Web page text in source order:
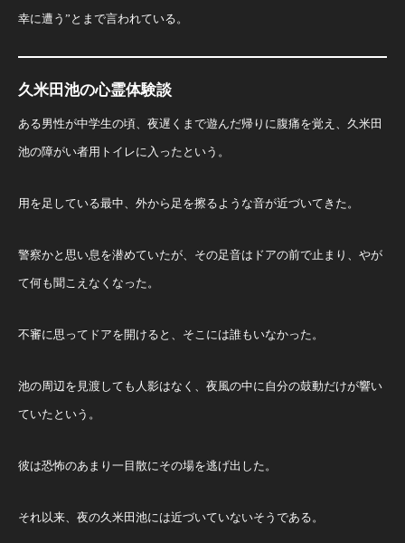
幸に遭う”とまで言われている。
久米田池の心霊体験談
ある男性が中学生の頃、夜遅くまで遊んだ帰りに腹痛を覚え、久米田
池の障がい者用トイレに入ったという。
用を足している最中、外から足を擦るような音が近づいてきた。
警察かと思い息を潜めていたが、その足音はドアの前で止まり、やが
て何も聞こえなくなった。
不審に思ってドアを開けると、そこには誰もいなかった。
池の周辺を見渡しても人影はなく、夜風の中に自分の鼓動だけが響い
ていたという。
彼は恐怖のあまり一目散にその場を逃げ出した。
それ以来、夜の久米田池には近づいていないそうである。